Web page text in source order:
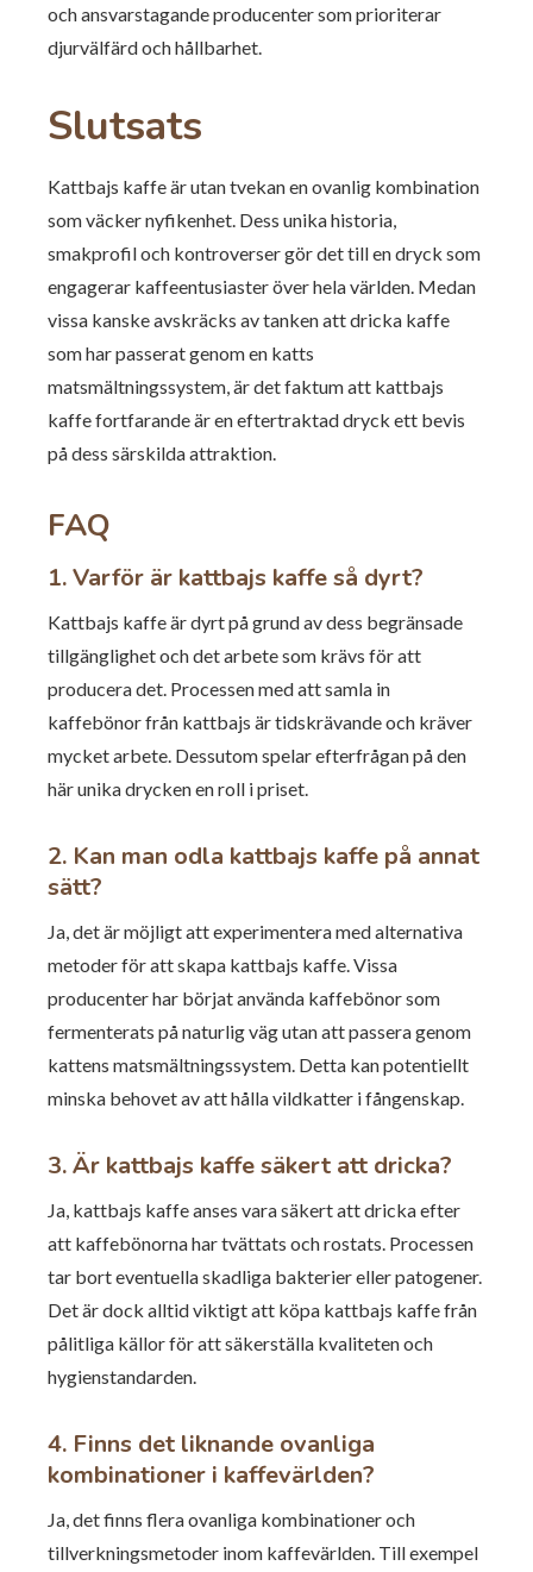
och ansvarstagande producenter som prioriterar
djurvälfärd och hållbarhet.
Slutsats
Kattbajs kaffe är utan tvekan en ovanlig kombination
som väcker nyfikenhet. Dess unika historia,
smakprofil och kontroverser gör det till en dryck som
engagerar kaffeentusiaster över hela världen. Medan
vissa kanske avskräcks av tanken att dricka kaffe
som har passerat genom en katts
matsmältningssystem, är det faktum att kattbajs
kaffe fortfarande är en eftertraktad dryck ett bevis
på dess särskilda attraktion.
FAQ
1. Varför är kattbajs kaffe så dyrt?
Kattbajs kaffe är dyrt på grund av dess begränsade
tillgänglighet och det arbete som krävs för att
producera det. Processen med att samla in
kaffebönor från kattbajs är tidskrävande och kräver
mycket arbete. Dessutom spelar efterfrågan på den
här unika drycken en roll i priset.
2. Kan man odla kattbajs kaffe på annat
sätt?
Ja, det är möjligt att experimentera med alternativa
metoder för att skapa kattbajs kaffe. Vissa
producenter har börjat använda kaffebönor som
fermenterats på naturlig väg utan att passera genom
kattens matsmältningssystem. Detta kan potentiellt
minska behovet av att hålla vildkatter i fångenskap.
3. Är kattbajs kaffe säkert att dricka?
Ja, kattbajs kaffe anses vara säkert att dricka efter
att kaffebönorna har tvättats och rostats. Processen
tar bort eventuella skadliga bakterier eller patogener.
Det är dock alltid viktigt att köpa kattbajs kaffe från
pålitliga källor för att säkerställa kvaliteten och
hygienstandarden.
4. Finns det liknande ovanliga
kombinationer i kaffevärlden?
Ja, det finns flera ovanliga kombinationer och
tillverkningsmetoder inom kaffevärlden. Till exempel